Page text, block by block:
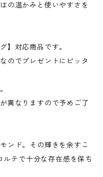
の温かみと使いやすさを
】対応商品です。
のでプレゼントにピッタ
異なりますので予めご了
ンド。その輝きを余すこ
テで十分な存在感を保ち